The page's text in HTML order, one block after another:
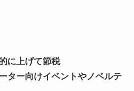
に上げて節税
ター向けイベントやノベルテ